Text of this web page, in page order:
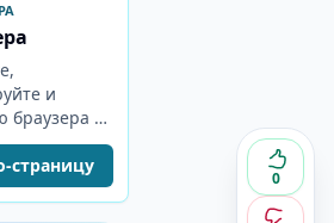
0
и
из
окна.
страницу